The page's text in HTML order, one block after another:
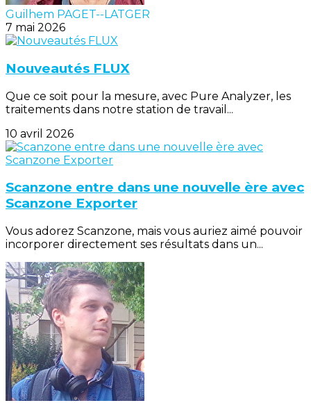
Guilhem PAGET--LATGER
7 mai 2026
Nouveautés FLUX
Que ce soit pour la mesure, avec Pure Analyzer, les
traitements dans notre station de travail...
10 avril 2026
Scanzone entre dans une nouvelle ère avec
Scanzone Exporter
Vous adorez Scanzone, mais vous auriez aimé pouvoir
incorporer directement ses résultats dans un...